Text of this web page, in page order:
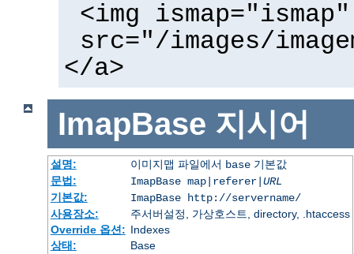
<img ismap="ismap"
src="/images/
</a>
ImapBase 지시어
설명: 이미지맵 파일에서 base기본값
문법:
ImapBase map|referer| URL
기본값:
ImapBase http://servername/
사용장소:
주서버설정, 가상호스트, directory, .htaccess
Override 옵션: Indexes
상태:
Base